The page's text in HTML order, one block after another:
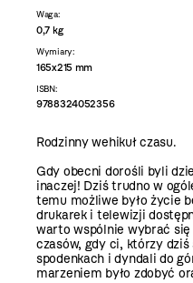
Waga:
0,7 kg
Wymiary:
165x215 mm
ISBN:
9788324052356
Rodzinny wehikuł czasu.
Gdy obecni dorośli byli
inaczej! Dziś trudno w
temu możliwe było życie
drukarek i telewizji
warto wspólnie wybrać
czasów, gdy ci, którzy
spodenkach i dyndali do
marzeniem było zdobyć